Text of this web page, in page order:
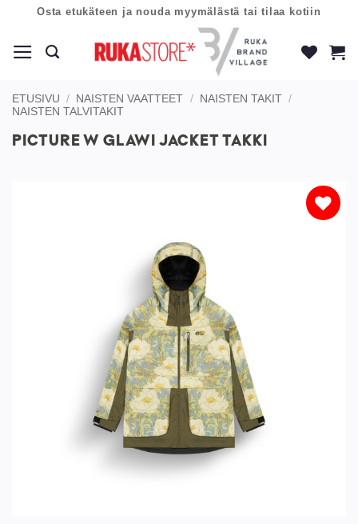
content
Osta etukäteen ja nouda myymälästä tai tilaa kotiin
ETUSIVU / NAISTEN VAATTEET / NAISTEN TAKIT /
NAISTEN TALVITAKIT
PICTURE W GLAWI JACKET TAKKI